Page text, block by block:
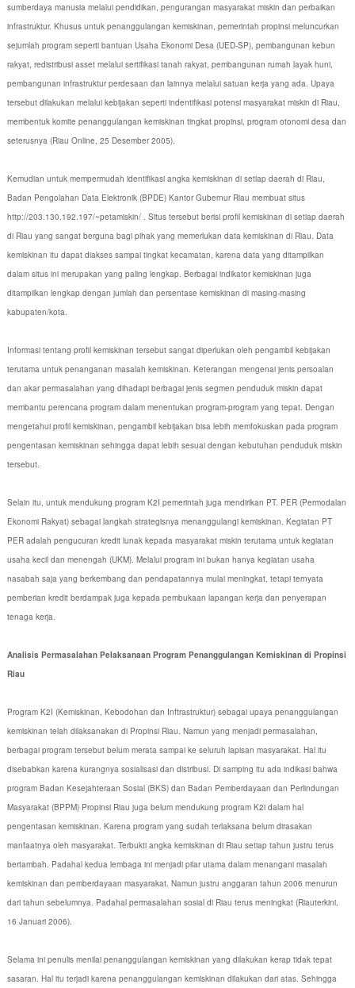
sumberdaya manusia melalui pendidikan, pengurangan masyarakat miskin dan perbaikan
infrastruktur. Khusus untuk penanggulangan kemiskinan, pemerintah propinsi meluncurkan
sejumlah program seperti bantuan Usaha Ekonomi Desa (UED-SP), pembangunan kebun
rakyat, redistribusi asset melalui sertifikasi tanah rakyat, pembangunan rumah layak huni,
pembangunan infrastruktur perdesaan dan lainnya melalui satuan kerja yang ada. Upaya
tersebut dilakukan melalui kebijakan seperti indentifikasi potensi masyarakat miskin di Riau,
membentuk komite penanggulangan kemiskinan tingkat propinsi, program otonomi desa dan
seterusnya (Riau Online, 25 Desember 2005).
Kemudian untuk mempermudah identifikasi angka kemiskinan di setiap daerah di Riau,
Badan Pengolahan Data Elektronik (BPDE) Kantor Gubernur Riau membuat situs
http://203.130.192.197/~petamiskin/ . Situs tersebut berisi profil kemiskinan di setiap daerah
di Riau yang sangat berguna bagi pihak yang memerlukan data kemiskinan di Riau. Data
kemiskinan itu dapat diakses sampai tingkat kecamatan, karena data yang ditampilkan
dalam situs ini merupakan yang paling lengkap. Berbagai indikator kemiskinan juga
ditampilkan lengkap dengan jumlah dan persentase kemiskinan di masing-masing
kabupaten/kota.
Informasi tentang profil kemiskinan tersebut sangat diperlukan oleh pengambil kebijakan
terutama untuk penanganan masalah kemiskinan. Keterangan mengenai jenis persoalan
dan akar permasalahan yang dihadapi berbagai jenis segmen penduduk miskin dapat
membantu perencana program dalam menentukan program-program yang tepat. Dengan
mengetahui profil kemiskinan, pengambil kebijakan bisa lebih memfokuskan pada program
pengentasan kemiskinan sehingga dapat lebih sesuai dengan kebutuhan penduduk miskin
tersebut.
Selain itu, untuk mendukung program K2I pemerintah juga mendirikan PT. PER (Permodalan
Ekonomi Rakyat) sebagai langkah strategisnya menanggulangi kemiskinan. Kegiatan PT
PER adalah pengucuran kredit lunak kepada masyarakat miskin terutama untuk kegiatan
usaha kecil dan menengah (UKM). Melalui program ini bukan hanya kegiatan usaha
nasabah saja yang berkembang dan pendapatannya mulai meningkat, tetapi ternyata
pemberian kredit berdampak juga kepada pembukaan lapangan kerja dan penyerapan
tenaga kerja.
Analisis Permasalahan Pelaksanaan Program Penanggulangan Kemiskinan di Propinsi
Riau
Program K2I (Kemiskinan, Kebodohan dan Inftrastruktur) sebagai upaya penanggulangan
kemiskinan telah dilaksanakan di Propinsi Riau. Namun yang menjadi permasalahan,
berbagai program tersebut belum merata sampai ke seluruh lapisan masyarakat. Hal itu
disebabkan karena kurangnya sosialisasi dan distribusi. Di samping itu ada indikasi bahwa
program Badan Kesejahteraan Sosial (BKS) dan Badan Pemberdayaan dan Perlindungan
Masyarakat (BPPM) Propinsi Riau juga belum mendukung program K2i dalam hal
pengentasan kemiskinan. Karena program yang sudah terlaksana belum dirasakan
manfaatnya oleh masyarakat. Terbukti angka kemiskinan di Riau setiap tahun justru terus
bertambah. Padahal kedua lembaga ini menjadi pilar utama dalam menangani masalah
kemiskinan dan pemberdayaan masyarakat. Namun justru anggaran tahun 2006 menurun
dari tahun sebelumnya. Padahal permasalahan sosial di Riau terus meningkat (Riauterkini,
16 Januari 2006).
Selama ini penulis menilai penanggulangan kemiskinan yang dilakukan kerap tidak tepat
sasaran. Hal itu terjadi karena penanggulangan kemiskinan dilakukan dari atas. Sehingga